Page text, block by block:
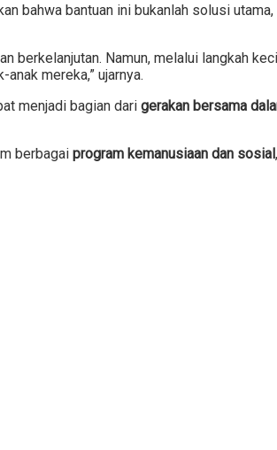
bahwa bantuan ini bukanlah solusi
berkelanjutan. Namun, melalui langkah
mereka,” ujarnya.
menjadi bagian dari gerakan bersama
berbagai program kemanusiaan dan sosial